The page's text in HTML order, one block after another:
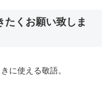
たくお願い致しま
に使える敬語。